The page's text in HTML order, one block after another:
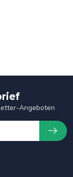
Angeboten